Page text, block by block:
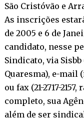
São Cristóvão e
As inscrições
de 2005 e 6 de
candidato, nesse
Sindicato, via
Quaresma), e-mail
ou fax (21-2717-
completo, sua
além de ser